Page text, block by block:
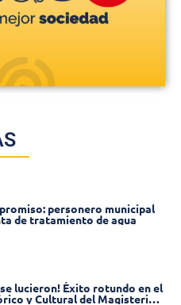
personero municipal
de tratamiento de agua
lucieron! Éxito rotundo en el
y Cultural del Magisterio